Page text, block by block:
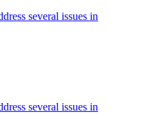
several issues in
several issues in